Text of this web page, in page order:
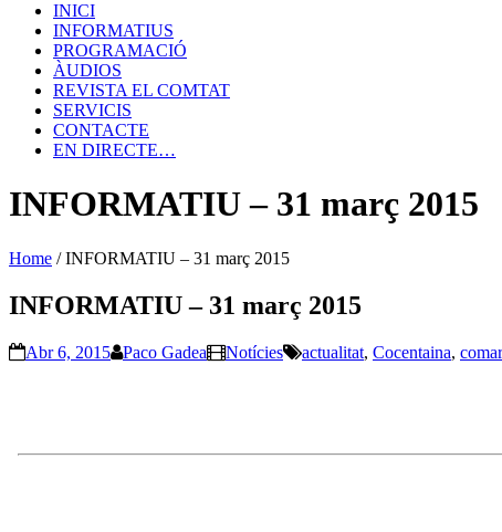
INICI
INFORMATIUS
PROGRAMACIÓ
ÀUDIOS
REVISTA EL COMTAT
SERVICIS
CONTACTE
EN DIRECTE…
INFORMATIU – 31 març 2015
Home /INFORMATIU – 31 març 2015
INFORMATIU – 31 març 2015
Abr 6, 2015 Paco Gadea Notícies actualitat, Cocentaina,